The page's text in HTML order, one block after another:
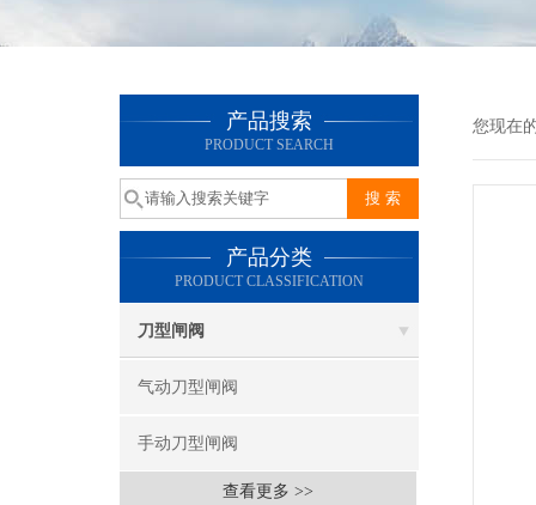
产品搜索
PRODUCT SEARCH
产品分类
PRODUCT CLASSIFICATION
刀型闸阀
气动刀型闸阀
手动刀型闸阀
查看更多 >>
您现在